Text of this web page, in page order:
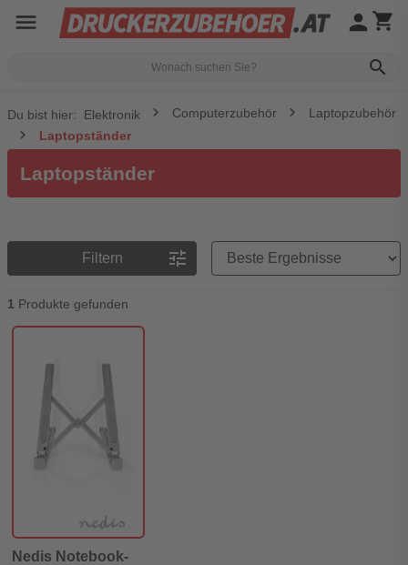
menu
search
person shopping_cart
Du bist hier: Elektronik Computerzubehör
Laptopzubehör
Laptopständer
Laptopständer
Filtern tune
Preisreihenfolge
1 Produkte gefunden
Nedis Notebook-